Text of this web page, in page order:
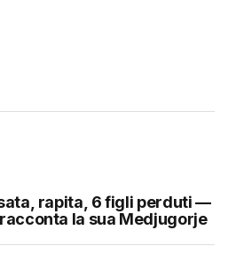
rapita, 6 figli perduti —
la sua Medjugorje